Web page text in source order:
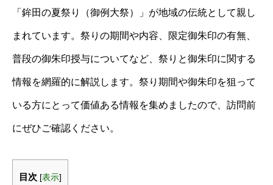
「鉾田の夏祭り（御例大祭）」が地域の伝統として親し
まれています。祭りの期間や内容、限定御朱印の有無、
普段の御朱印授与についてなど、祭りと御朱印に関する
情報を網羅的に解説します。祭り期間や御朱印を狙って
いる方にとって価値ある情報を集めましたので、訪問前
にぜひご確認ください。
目次 [表示]